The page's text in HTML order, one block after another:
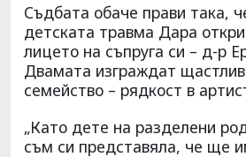
Съдбата обаче прави така,
детската травма Дара
лицето на съпруга си – д-р
Двамата изграждат
семейство – рядкост в
„Като дете на разделени
съм си представяла, че ще